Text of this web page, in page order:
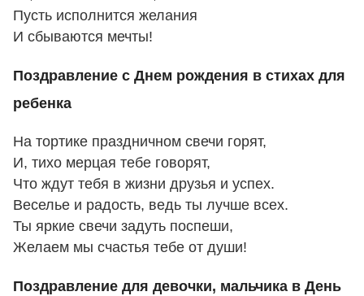
Пусть исполнится желания
И сбываются мечты!
Поздравление с Днем рождения в стихах для
ребенка
На тортике праздничном свечи горят,
И, тихо мерцая тебе говорят,
Что ждут тебя в жизни друзья и успех.
Веселье и радость, ведь ты лучше всех.
Ты яркие свечи задуть поспеши,
Желаем мы счастья тебе от души!
Поздравление для девочки, мальчика в День